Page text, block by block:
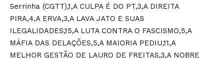
Serrinha (CGTT),1,A CULPA É DO PT,3,A DIREITA
PIRA,4,A ERVA,3,A LAVA JATO E SUAS
ILEGALIDADES,15,A LUTA CONTRA O FASCISMO,5,A
MÁFIA DAS DELAÇÕES,5,A MAIORIA PEDIU,11,A
MELHOR GESTÃO DE LAURO DE FREITAS,3,A NOBRE